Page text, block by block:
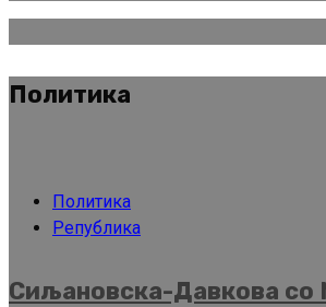
Политика
Политика
Република
Сиљановска-Давкова со